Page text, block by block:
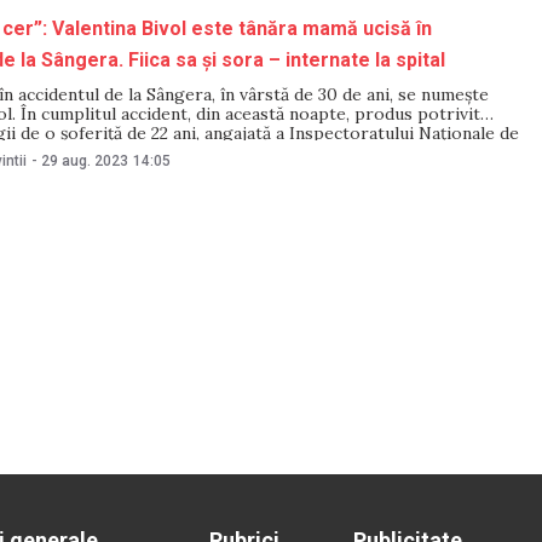
cer”: Valentina Bivol este tânăra mamă ucisă în
la Sângera. Fiica sa și sora – internate la spital
accidentul de la Sângera, în vârstă de 30 de ani, se numește
În cumplitul accident, din această noapte, produs potrivit
de o șoferiță de 22 ani, angajată a Inspectoratului Naționale de
(INSP), după ce a urcat beată la volan, au avut
- 29 aug. 2023 14:05